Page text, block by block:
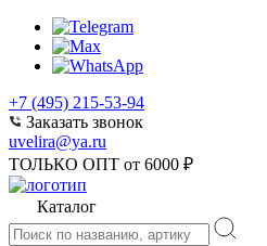
+7 (495) 215-53-94
Заказать звонок
uvelira@ya.ru
ТОЛЬКО ОПТ от 6000 ₽
Каталог